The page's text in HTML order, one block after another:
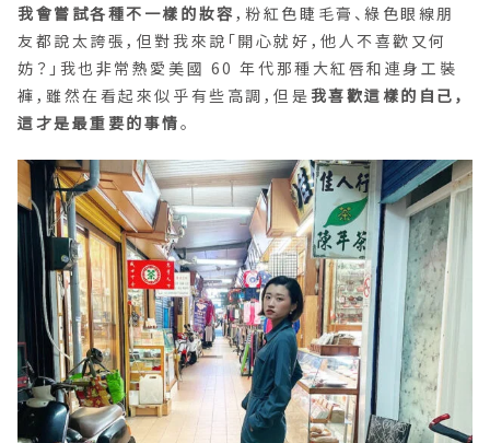
我會嘗試各種不一樣的妝容，粉紅色睫毛膏、綠色眼線朋
友都說太誇張，但對我來說「開心就好，他人不喜歡又何
妨？」我也非常熱愛美國 60 年代那種大紅唇和連身工裝
褲，雖然在看起來似乎有些高調，但是 我喜歡這樣的自己，
這才是最重要的事情。